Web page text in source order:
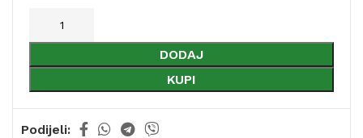
DODAJ
KUPI
Podijeli: